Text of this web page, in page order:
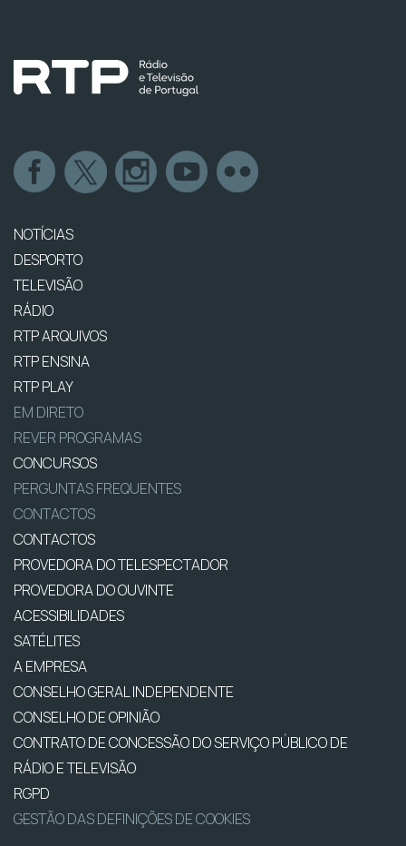
NOTÍCIAS
DESPORTO
TELEVISÃO
RÁDIO
RTP ARQUIVOS
RTP ENSINA
RTP PLAY
EM DIRETO
REVER PROGRAMAS
CONCURSOS
PERGUNTAS FREQUENTES
CONTACTOS
CONTACTOS
PROVEDORA DO TELESPECTADOR
PROVEDORA DO OUVINTE
ACESSIBILIDADES
SATÉLITES
A EMPRESA
CONSELHO GERAL INDEPENDENTE
CONSELHO DE OPINIÃO
CONTRATO DE CONCESSÃO DO SERVIÇO PÚBLICO DE
RÁDIO E TELEVISÃO
RGPD
GESTÃO DAS DEFINIÇÕES DE COOKIES